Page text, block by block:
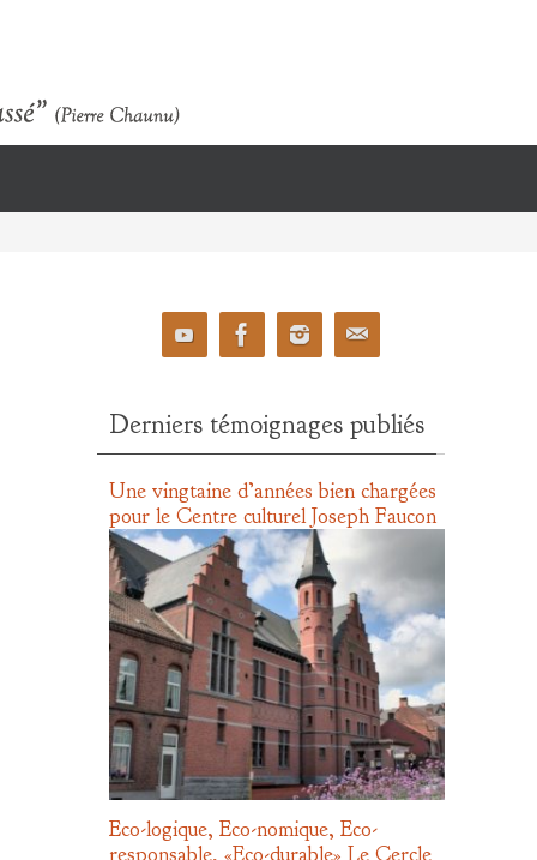
Derniers témoignages publiés
Une vingtaine d’années bien chargées
pour le Centre culturel Joseph Faucon
Eco-logique, Eco-nomique, Eco-
responsable, «Eco-durable» Le Cercle